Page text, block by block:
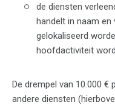
de diensten
handelt in naam en
gelokaliseerd
hoofdactiviteit
De drempel van 10.000 €
andere diensten